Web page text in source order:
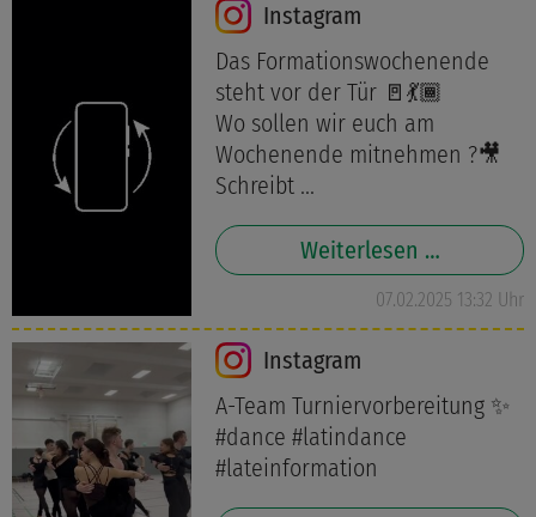
Instagram
Das Formationswochenende
steht vor der Tür 🚪💃🏾
Wo sollen wir euch am
Wochenende mitnehmen ?🎥
Schreibt ...
Weiterlesen …
07.02.2025 13:32 Uhr
Instagram
A-Team Turniervorbereitung ✨
#dance #latindance
#lateinformation